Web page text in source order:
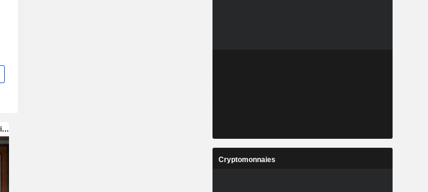
Cryptomonnaies